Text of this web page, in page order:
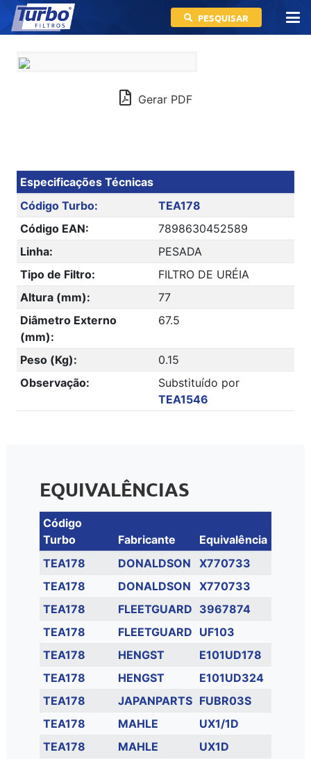
PESQUISAR
Gerar PDF
Especificações Técnicas
Código Turbo:
TEA178
Código EAN:
7898630452589
Linha:
PESADA
Tipo de Filtro:
FILTRO DE URÉIA
Altura (mm):
77
Diâmetro Externo
(mm):
67.5
Peso (Kg):
0.15
Observação:
Substituído por
TEA1546
EQUIVALÊNCIAS
Código
Turbo
Fabricante
Equivalência
TEA178
DONALDSON
X770733
TEA178
DONALDSON
X770733
TEA178
FLEETGUARD 3967874
TEA178
FLEETGUARD UF103
TEA178
HENGST
E101UD178
TEA178
HENGST
E101UD324
TEA178
JAPANPARTS FUBR03S
TEA178
MAHLE
UX1/1D
TEA178
MAHLE
UX1D